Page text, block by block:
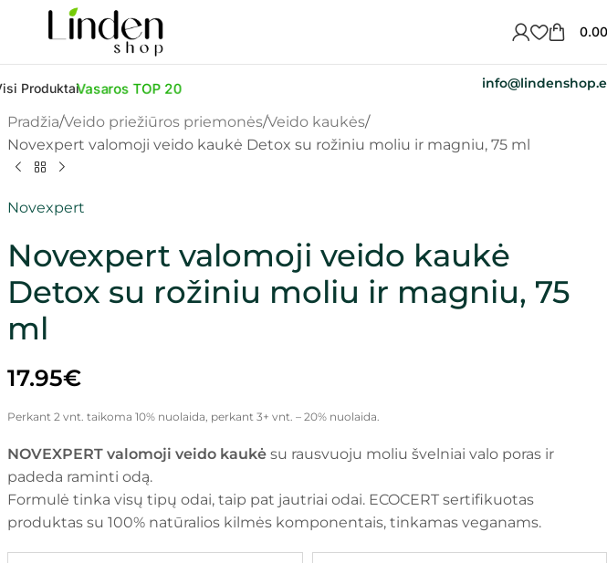
0.00
ProduktaiVasaros TOP 20
Pradžia Veido priežiūros priemonės Veido kaukės
Novexpert valomoji veido kaukė Detox su rožiniu moliu ir magniu, 75 ml
Novexpert
Novexpert valomoji veido kaukė
Detox su rožiniu moliu ir magniu, 75
ml
17.95€
Perkant 2 vnt. taikoma 10% nuolaida, perkant 3+ vnt. – 20% nuolaida.
NOVEXPERT valomoji veido kaukė su rausvuoju moliu švelniai valo poras ir
padeda raminti odą.
Formulė tinka visų tipų odai, taip pat jautriai odai. ECOCERT sertifikuotas
produktas su 100% natūralios kilmės komponentais, tinkamas veganams.